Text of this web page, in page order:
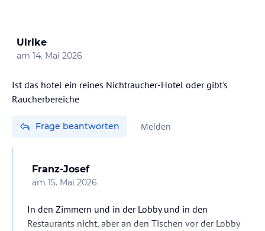
Ulrike
am 14. Mai 2026
Ist das hotel ein reines Nichtraucher-Hotel oder gibt's
Raucherbereiche
Frage beantworten Melden
Franz-Josef
am 15. Mai 2026
In den Zimmern und in der Lobby und in den
Restaurants nicht, aber an den Tischen vor der Lobby